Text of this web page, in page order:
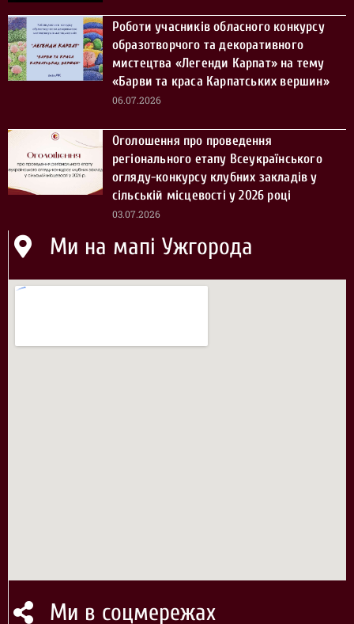
Роботи учасників обласного конкурсу
образотворчого та декоративного
мистецтва «Легенди Карпат» на тему
«Барви та краса Карпатських вершин»
06.07.2026
Оголошення про проведення
регіонального етапу Всеукраїнського
огляду-конкурсу клубних закладів у
сільській місцевості у 2026 році
03.07.2026
Ми на мапі Ужгорода
Ми в соцмережах